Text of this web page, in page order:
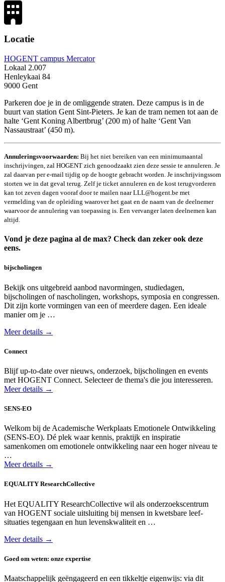
Locatie
HOGENT campus Mercator
Lokaal 2.007
Henleykaai 84
9000 Gent
Parkeren doe je in de omliggende straten. Deze campus is in de
buurt van station Gent Sint-Pieters. Je kan de tram nemen tot aan de
halte ‘Gent Koning Albertbrug’ (200 m) of halte ‘Gent Van
Nassaustraat’ (450 m).
Annulerings­voorwaarden: Bij het niet bereiken van een minimumaantal
inschrijvingen, zal HOGENT zich genoodzaakt zien deze sessie te annuleren. Je
zal daarvan per e-mail tijdig op de hoogte gebracht worden. Je inschrijvingssom
storten we in dat geval terug. Zelf je ticket annuleren en de kost terugvorderen
kan tot zeven dagen vooraf door te mailen naar LLL@hogent.be met
vermelding van de opleiding waarover het gaat en de naam van de deelnemer
waarvoor de annulering van toepassing is. Een vervanger laten deelnemen kan
altijd.
Vond je deze pagina al de max? Check dan zeker ook deze
eens.
bijscholingen
Bekijk ons uitgebreid aanbod navormingen, studiedagen,
bijscholingen of nascholingen, workshops, symposia en congressen.
Dit zijn korte vormingen van een of meerdere dagen. Een ideale
manier om je …
Meer details →
Connect
Blijf up-to-date over nieuws, onderzoek, bijscholingen en events
met HOGENT Connect. Selecteer de thema's die jou interesseren.
Meer details →
SENS-EO
Welkom bij de Academische Werkplaats Emotionele Ontwikkeling
(SENS-EO). Dé plek waar kennis, praktijk en inspiratie
samenkomen om emotionele ontwikkeling naar een hoger niveau te
…
Meer details →
EQUALITY ResearchCollective
Het EQUALITY Research­Collective wil als onderzoeks­centrum
van HOGENT sociale uit­sluiting bij mensen in kwets­bare leef­
situaties tegen­gaan en hun levens­kwaliteit en …
Meer details →
Goed om weten: onze expertise
Maatschappelijk geëngageerd en een tikkeltje eigenwijs: via dit